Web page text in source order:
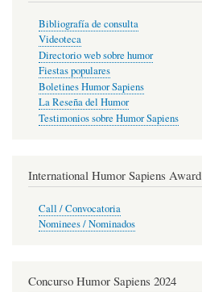
Bibliografía de consulta
Videoteca
Directorio web sobre humor
Fiestas populares
Boletines Humor Sapiens
La Reseña del Humor
Testimonios sobre Humor Sapiens
International Humor Sapiens Award
Call / Convocatoria
Nominees / Nominados
Concurso Humor Sapiens 2024